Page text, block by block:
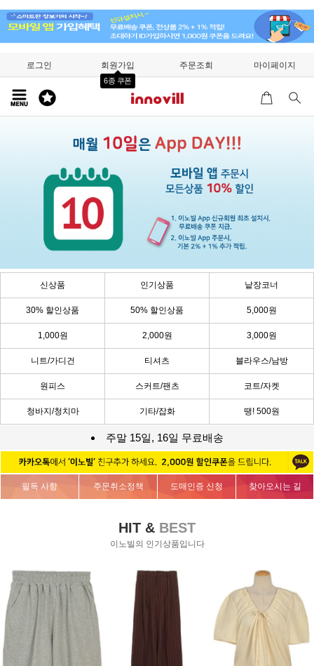
로그인 회원가입
6종 쿠폰
주문조회 마이페이지
신상품 인기상품 낱장코너
30% 할인상품 50% 할인상품 5,000원
1,000원 2,000원 3,000원
니트/가디건 티셔츠 블라우스/남방
원피스 스커트/팬츠 코트/자켓
청바지/청치마 기타/잡화 땡! 500원
주말 15일, 16일 무료배송
필독 사항 주문취소정책 도매인증 신청 찾아오시는 길
HIT & BEST
이노빌의 인기상품입니다